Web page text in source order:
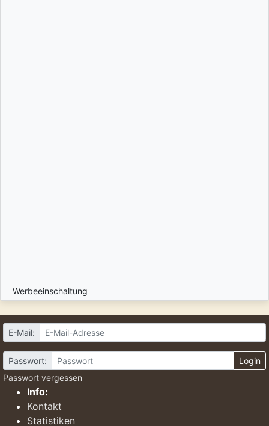
Werbeeinschaltung
E-Mail:
Passwort:
Login
Passwort vergessen
Info:
Kontakt
Statistiken